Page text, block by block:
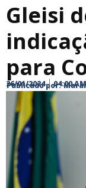
Gleisi
para
Publicado por:
26/01/2024 04:00 AM